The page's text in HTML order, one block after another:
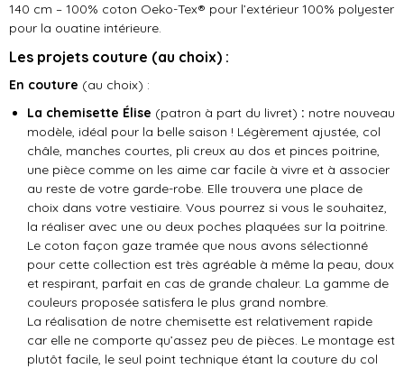
140 cm – 100% coton Oeko-Tex® pour l’extérieur 100% polyester
pour la ouatine intérieure.
Les projets couture (au choix) :
En couture (au choix) :
La chemisette Élise (patron à part du livret) : notre nouveau
modèle, idéal pour la belle saison ! Légèrement ajustée, col
châle, manches courtes, pli creux au dos et pinces poitrine,
une pièce comme on les aime car facile à vivre et à associer
au reste de votre garde-robe. Elle trouvera une place de
choix dans votre vestiaire. Vous pourrez si vous le souhaitez,
la réaliser avec une ou deux poches plaquées sur la poitrine.
Le coton façon gaze tramée que nous avons sélectionné
pour cette collection est très agréable à même la peau, doux
et respirant, parfait en cas de grande chaleur. La gamme de
couleurs proposée satisfera le plus grand nombre.
La réalisation de notre chemisette est relativement rapide
car elle ne comporte qu’assez peu de pièces. Le montage est
plutôt facile, le seul point technique étant la couture du col